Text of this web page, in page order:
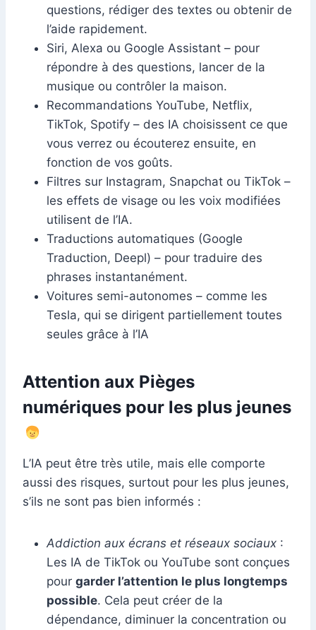
questions, rédiger des textes ou obtenir de
l’aide rapidement.
Siri, Alexa ou Google Assistant – pour
répondre à des questions, lancer de la
musique ou contrôler la maison.
Recommandations YouTube, Netflix,
TikTok, Spotify – des IA choisissent ce que
vous verrez ou écouterez ensuite, en
fonction de vos goûts.
Filtres sur Instagram, Snapchat ou TikTok –
les effets de visage ou les voix modifiées
utilisent de l’IA.
Traductions automatiques (Google
Traduction, Deepl) – pour traduire des
phrases instantanément.
Voitures semi-autonomes – comme les
Tesla, qui se dirigent partiellement toutes
seules grâce à l’IA
Attention aux Pièges
numériques pour les plus jeunes
L’IA peut être très utile, mais elle comporte
aussi des risques, surtout pour les plus jeunes,
s’ils ne sont pas bien informés :
Addiction aux écrans et réseaux sociaux :
Les IA de TikTok ou YouTube sont conçues
pour garder l’attention le plus longtemps
possible. Cela peut créer de la
dépendance, diminuer la concentration ou